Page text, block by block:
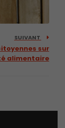
SUIVANT
sur
alimentaire